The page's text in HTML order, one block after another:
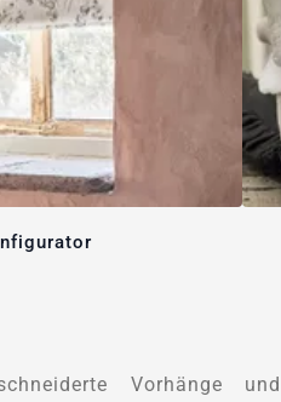
Vorhänge und